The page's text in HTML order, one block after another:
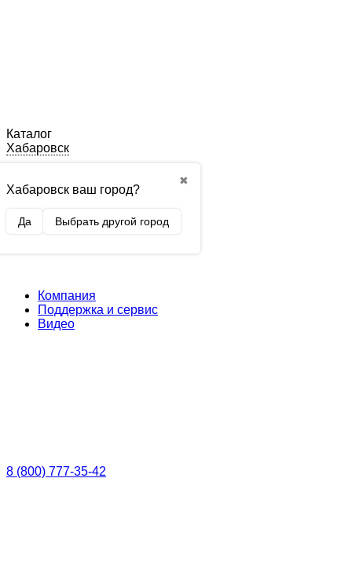
Каталог
Хабаровск
✖
Хабаровск ваш город?
Да Выбрать другой город
Компания
Поддержка и сервис
Видео
8 (800) 777-35-42